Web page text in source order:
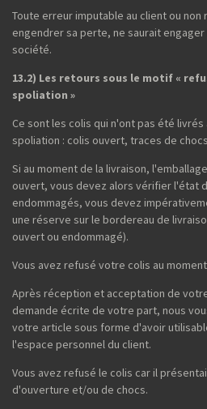
Toute erreur imputable au client ou
engendrer sa perte, ne saurait
société.
13.2) Les retours sous le motif «
spoliation »
Ce sont les colis qui n'ont pas été livrés
spoliation : colis ouvert, traces de
Si au moment de la livraison,
ouvert, vous devez alors vérifier l'état
endommagés, vous devez
une réserve sur le bordereau de
ouvert ou endommagé).
Vous avez refusé votre colis au
Après réception et acceptation de
demande écrite de votre part, nous
votre article sous forme d'avoir
l'espace personnel du client.
Vous avez refusé le colis car il
d'ouverture et/ou de chocs.